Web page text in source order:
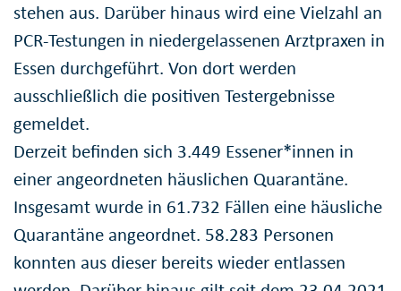
stehen aus. Darüber hinaus wird eine Vielzahl an
PCR-Testungen in niedergelassenen Arztpraxen in
Essen durchgeführt. Von dort werden
ausschließlich die positiven Testergebnisse
gemeldet.
Derzeit befinden sich 3.449 Essener*innen in
einer angeordneten häuslichen Quarantäne.
Insgesamt wurde in 61.732 Fällen eine häusliche
Quarantäne angeordnet. 58.283 Personen
konnten aus dieser bereits wieder entlassen